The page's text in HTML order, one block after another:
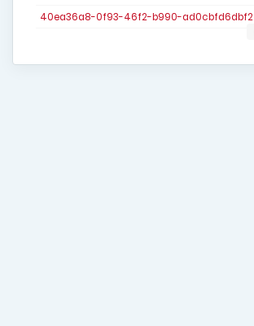
40ea36a8-0f93-46f2-b990-ad0cbfd6dbf2